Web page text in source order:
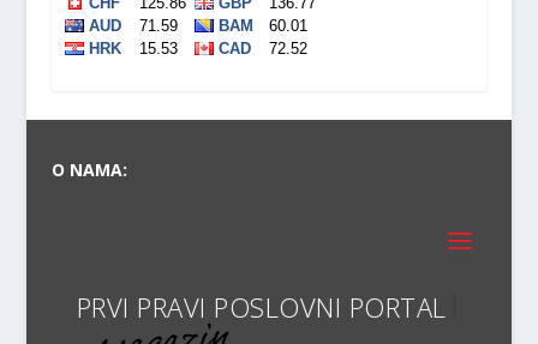
O NAMA:
PRVI PRAVI POSLOVNI PORTAL U S